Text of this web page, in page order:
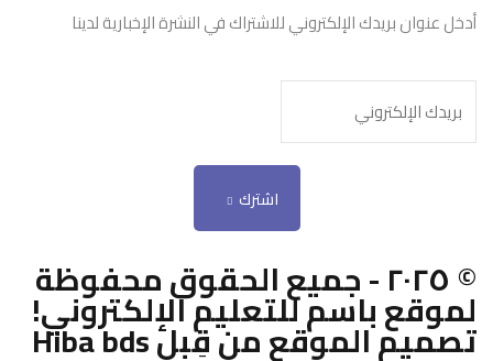
أدخل عنوان بريدك الإلكتروني للاشتراك في النشرة الإخبارية لدينا
اشترك
© ٢٠٢٥ - جميع الحقوق محفوظة
لموقع باسم للتعليم الإلكتروني!
تصميم الموقع من قِبل Hiba bds